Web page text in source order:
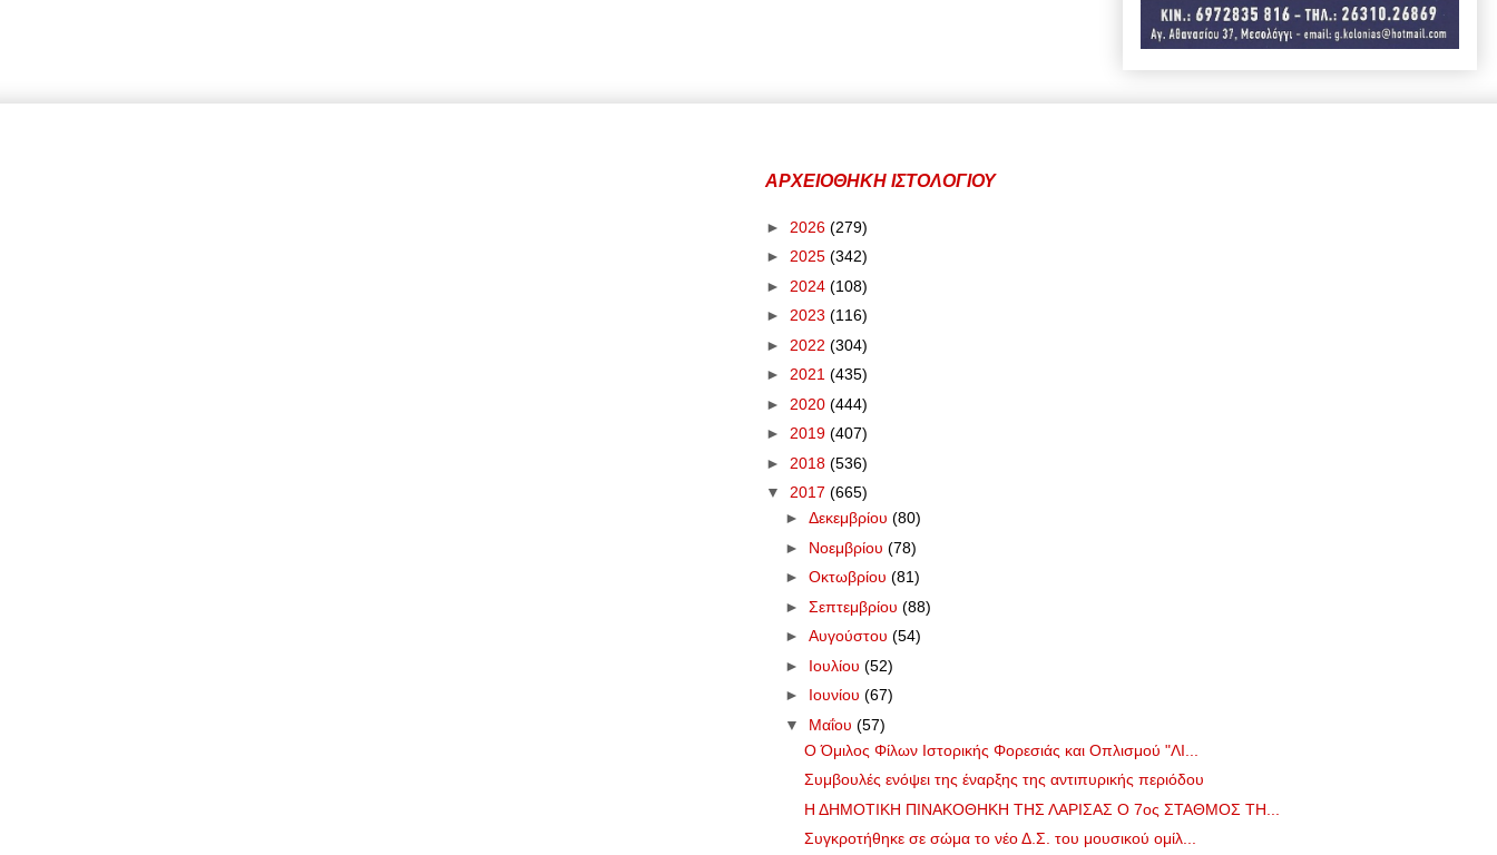
ΑΡΧΕΙΟΘΗΚΗ ΙΣΤΟΛΟΓΙΟΥ
► 2026 (279)
► 2025 (342)
► 2024 (108)
► 2023 (116)
► 2022 (304)
► 2021 (435)
► 2020 (444)
► 2019 (407)
► 2018 (536)
▼ 2017 (665)
► Δεκεμβρίου (80)
► Νοεμβρίου (78)
► Οκτωβρίου (81)
► Σεπτεμβρίου (88)
► Αυγούστου (54)
► Ιουλίου (52)
► Ιουνίου (67)
▼ Μαΐου (57)
Ο Όμιλος Φίλων Ιστορικής Φορεσιάς και Οπλισμού "ΛΙ...
Συμβουλές ενόψει της έναρξης της αντιπυρικής περιόδου
Η ΔΗΜΟΤΙΚΗ ΠΙΝΑΚΟΘΗΚΗ ΤΗΣ ΛΑΡΙΣΑΣ Ο 7ος ΣΤΑΘΜΟΣ ΤΗ...
Συγκροτήθηκε σε σώμα το νέο Δ.Σ. του μουσικού ομίλ...